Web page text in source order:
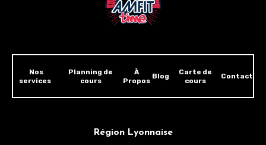
Nos
services
Planning de
cours
À
Propos
Blog
Carte de
cours
Contact
Région Lyonnaise